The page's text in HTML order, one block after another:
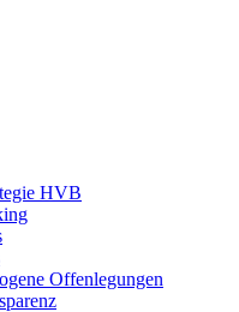
HVB
Offenlegungen